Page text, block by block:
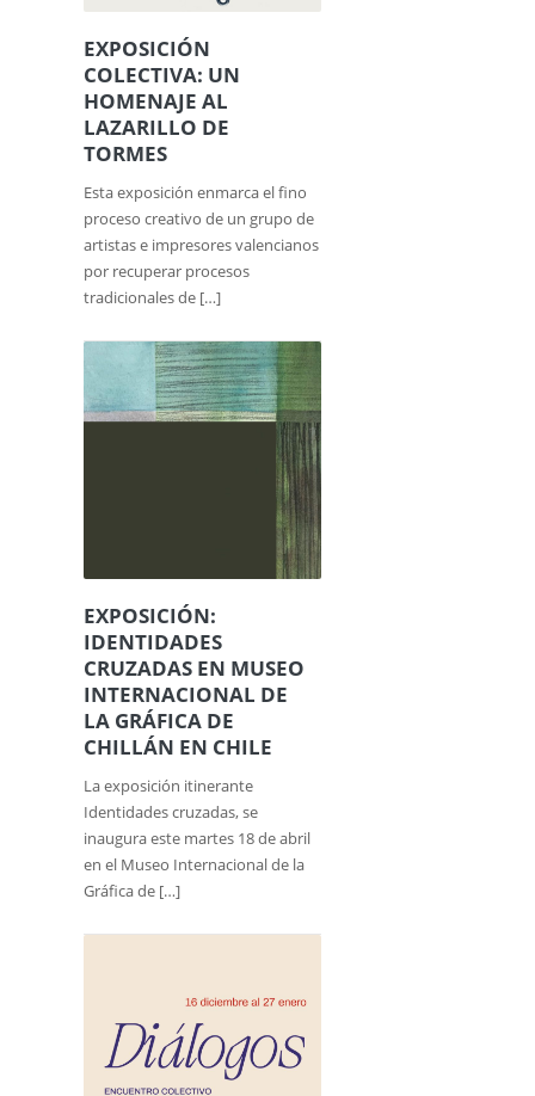
EXPOSICIÓN
COLECTIVA: UN
HOMENAJE AL
LAZARILLO DE
TORMES
Esta exposición enmarca el fino
proceso creativo de un grupo de
artistas e impresores valencianos
por recuperar procesos
tradicionales de […]
EXPOSICIÓN:
IDENTIDADES
CRUZADAS EN MUSEO
INTERNACIONAL DE
LA GRÁFICA DE
CHILLÁN EN CHILE
La exposición itinerante
Identidades cruzadas, se
inaugura este martes 18 de abril
en el Museo Internacional de la
Gráfica de […]